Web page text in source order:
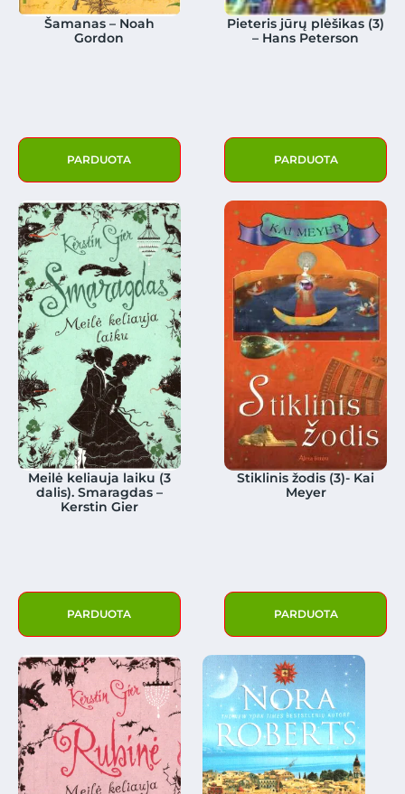
Šamanas – Noah
Gordon
PARDUOTA
Pieteris jūrų plėšikas (3)
– Hans Peterson
PARDUOTA
Meilė keliauja laiku (3
dalis). Smaragdas –
Kerstin Gier
PARDUOTA
Stiklinis žodis (3)- Kai
Meyer
PARDUOTA